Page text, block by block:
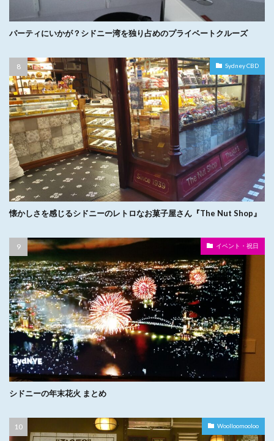
パーティにいかが？シドニー湾を独り占めのプライベートクルーズ
Sydney CBD
懐かしさを感じるシドニーのレトロなお菓子屋さん『The Nut Shop』
イベント・祝日
シドニーの年末花火 まとめ
Woolloomooloo